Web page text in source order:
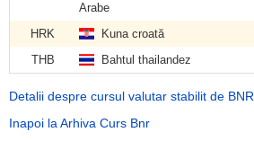
Arabe
HRK Kuna croată
THB
Bahtul thailandez
Detalii despre cursul valutar stabilit de BNR
Inapoi la Arhiva Curs Bnr